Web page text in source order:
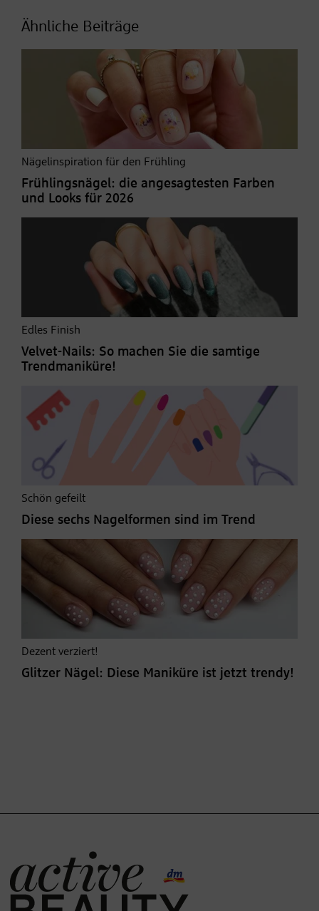
Ähnliche Beiträge
Nägelinspiration für den Frühling
Frühlingsnägel: die angesagtesten Farben
und Looks für 2026
Edles Finish
Velvet-Nails: So machen Sie die samtige
Trendmaniküre!
Schön gefeilt
Diese sechs Nagelformen sind im Trend
Dezent verziert!
Glitzer Nägel: Diese Maniküre ist jetzt trendy!